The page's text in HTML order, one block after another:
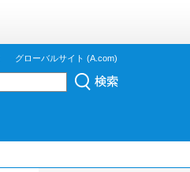
グローバルサイト (A.com)